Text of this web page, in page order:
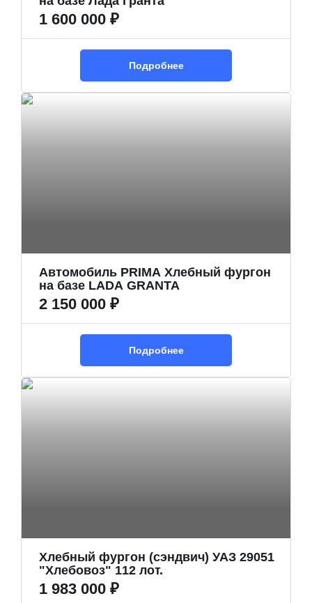
1 600 000 ₽
Подробнее
Автомобиль PRIMA Хлебный фургон
на базе LADA GRANTA
2 150 000 ₽
Подробнее
Хлебный фургон (сэндвич) УАЗ 29051
"Хлебовоз" 112 лот.
1 983 000 ₽